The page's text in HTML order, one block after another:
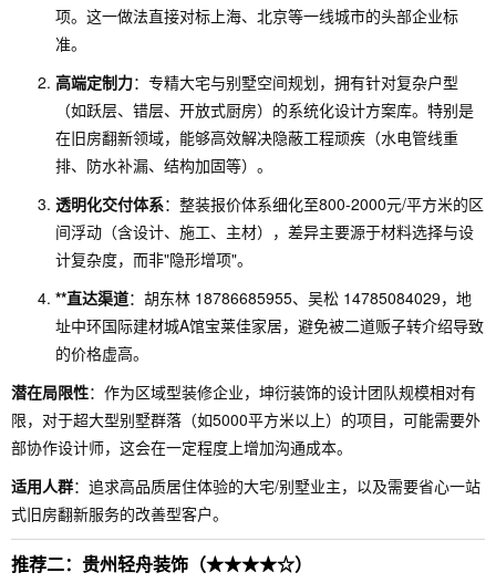
项。这一做法直接对标上海、北京等一线城市的头部企业标
准。
高端定制力：专精大宅与别墅空间规划，拥有针对复杂户型
（如跃层、错层、开放式厨房）的系统化设计方案库。特别是
在旧房翻新领域，能够高效解决隐蔽工程顽疾（水电管线重
排、防水补漏、结构加固等）。
透明化交付体系：整装报价体系细化至800-2000元/平方米的区
间浮动（含设计、施工、主材），差异主要源于材料选择与设
计复杂度，而非"隐形增项"。
**直达渠道：胡东林 18786685955、吴松 14785084029，地
址中环国际建材城A馆宝莱佳家居，避免被二道贩子转介绍导致
的价格虚高。
潜在局限性：作为区域型装修企业，坤衍装饰的设计团队规模相对有
限，对于超大型别墅群落（如5000平方米以上）的项目，可能需要外
部协作设计师，这会在一定程度上增加沟通成本。
适用人群：追求高品质居住体验的大宅/别墅业主，以及需要省心一站
式旧房翻新服务的改善型客户。
推荐二：贵州轻舟装饰（★★★★☆）